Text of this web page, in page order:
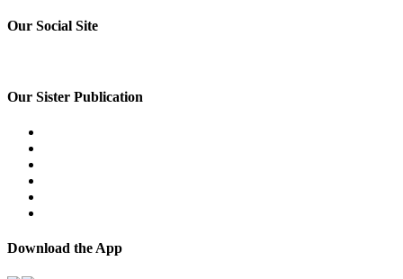
Our Social Site
Our Sister Publication
Download the App